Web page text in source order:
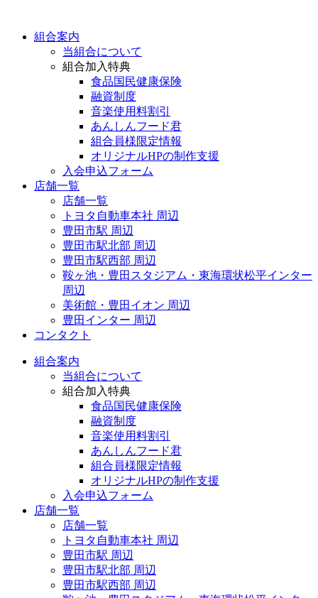
組合案内
当組合について
組合加入特典
食品国民健康保険
融資制度
音楽使用料割引
あんしんフード君
組合員様限定情報
オリジナルHPの制作支援
入会申込フォーム
店舗一覧
店舗一覧
トヨタ自動車本社 周辺
豊田市駅 周辺
豊田市駅北部 周辺
豊田市駅西部 周辺
鞍ヶ池・豊田スタジアム・東海環状松平インター
周辺
美術館・豊田イオン 周辺
豊田インター 周辺
コンタクト
組合案内
当組合について
組合加入特典
食品国民健康保険
融資制度
音楽使用料割引
あんしんフード君
組合員様限定情報
オリジナルHPの制作支援
入会申込フォーム
店舗一覧
店舗一覧
トヨタ自動車本社 周辺
豊田市駅 周辺
豊田市駅北部 周辺
豊田市駅西部 周辺